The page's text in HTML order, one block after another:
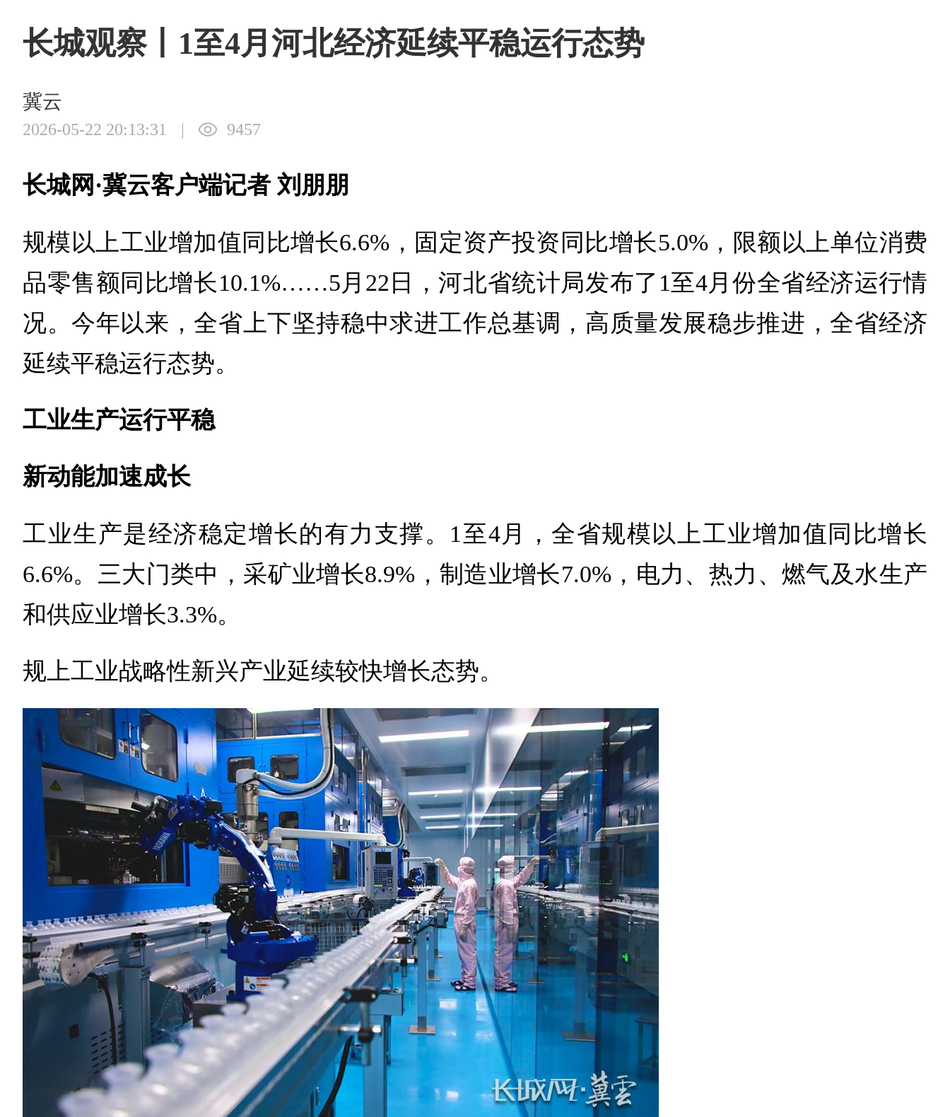
长城观察丨1至4月河北经济延续平稳运行态势
冀云
2026-05-22 20:13:31 | 9457
长城网·冀云客户端记者 刘朋朋
规模以上工业增加值同比增长6.6%，固定资产投资同比增长5.0%，限额以上单位消费
品零售额同比增长10.1%……5月22日，河北省统计局发布了1至4月份全省经济运行情
况。今年以来，全省上下坚持稳中求进工作总基调，高质量发展稳步推进，全省经济
延续平稳运行态势。
工业生产运行平稳
新动能加速成长
工业生产是经济稳定增长的有力支撑。1至4月，全省规模以上工业增加值同比增长
6.6%。三大门类中，采矿业增长8.9%，制造业增长7.0%，电力、热力、燃气及水生产
和供应业增长3.3%。
规上工业战略性新兴产业延续较快增长态势。